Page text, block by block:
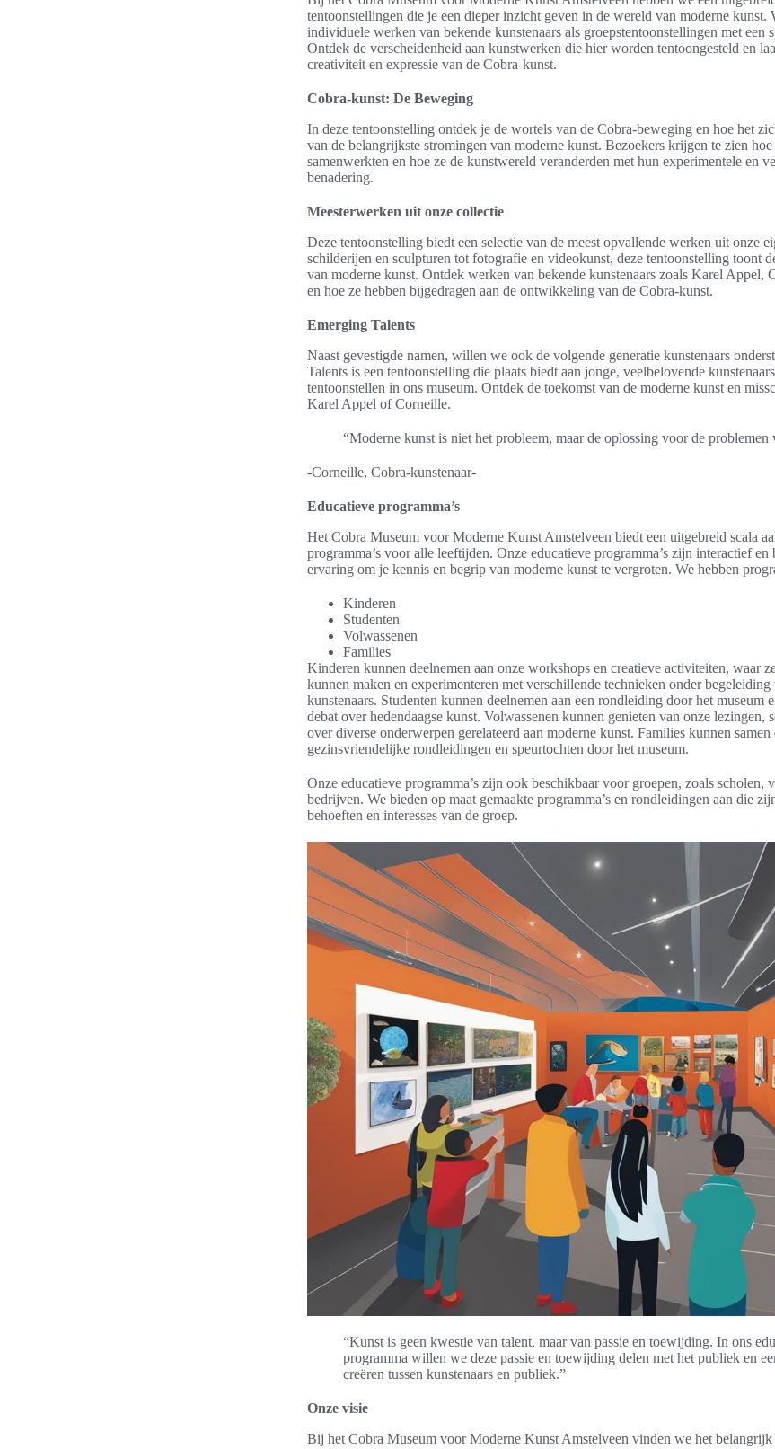
tentoonstellingen die je een dieper inzicht geven in de wereld van moderne kunst.
individuele werken van bekende kunstenaars als groepstentoonstellingen met een
Ontdek de verscheidenheid aan kunstwerken die hier worden tentoongesteld en
creativiteit en expressie van de Cobra-kunst.
Cobra-kunst: De Beweging
In deze tentoonstelling ontdek je de wortels van de Cobra-beweging en hoe het
van de belangrijkste stromingen van moderne kunst. Bezoekers krijgen te zien
samenwerkten en hoe ze de kunstwereld veranderden met hun experimentele en
benadering.
Meesterwerken uit onze collectie
Deze tentoonstelling biedt een selectie van de meest opvallende werken uit onze
schilderijen en sculpturen tot fotografie en videokunst, deze tentoonstelling toont
van moderne kunst. Ontdek werken van bekende kunstenaars zoals Karel Appel,
en hoe ze hebben bijgedragen aan de ontwikkeling van de Cobra-kunst.
Emerging Talents
Naast gevestigde namen, willen we ook de volgende generatie kunstenaars
Talents is een tentoonstelling die plaats biedt aan jonge, veelbelovende
tentoonstellen in ons museum. Ontdek de toekomst van de moderne kunst en
Karel Appel of Corneille.
“Moderne kunst is niet het probleem, maar de oplossing voor de problemen
-Corneille, Cobra-kunstenaar-
Educatieve programma’s
Het Cobra Museum voor Moderne Kunst Amstelveen biedt een uitgebreid scala
programma’s voor alle leeftijden. Onze educatieve programma’s zijn interactief en
ervaring om je kennis en begrip van moderne kunst te vergroten. We hebben
Kinderen
Studenten
Volwassenen
Families
Kinderen kunnen deelnemen aan onze workshops en creatieve activiteiten, waar
kunnen maken en experimenteren met verschillende technieken onder begeleiding
kunstenaars. Studenten kunnen deelnemen aan een rondleiding door het museum
debat over hedendaagse kunst. Volwassenen kunnen genieten van onze lezingen,
over diverse onderwerpen gerelateerd aan moderne kunst. Families kunnen samen
gezinsvriendelijke rondleidingen en speurtochten door het museum.
Onze educatieve programma’s zijn ook beschikbaar voor groepen, zoals scholen,
bedrijven. We bieden op maat gemaakte programma’s en rondleidingen aan die
behoeften en interesses van de groep.
“Kunst is geen kwestie van talent, maar van passie en toewijding. In ons
programma willen we deze passie en toewijding delen met het publiek en
creëren tussen kunstenaars en publiek.”
Onze visie
Bij het Cobra Museum voor Moderne Kunst Amstelveen vinden we het belangrijk